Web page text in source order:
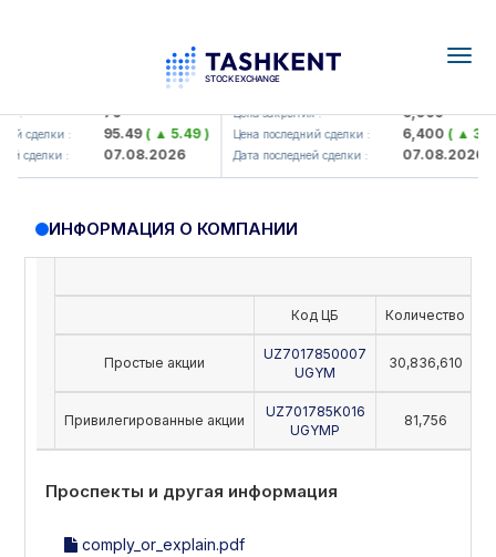
: 79
сделки : 95.49( ▲ 5.49 )
сделки : 07.08.2026
UZMK (<O'zmetkombinat> AJ)
Цена закрытия : 6,099
Цена последний сделки : 6,400( ▲
Дата последней сделки : 07.08.2026
ИНФОРМАЦИЯ О КОМПАНИИ
Код ЦБ Количество
Простые акции
UZ7017850007
UGYM
30,836,610
Привилегированные акции
UZ701785K016
UGYMP
81,756
Проспекты и другая информация
comply_or_explain.pdf